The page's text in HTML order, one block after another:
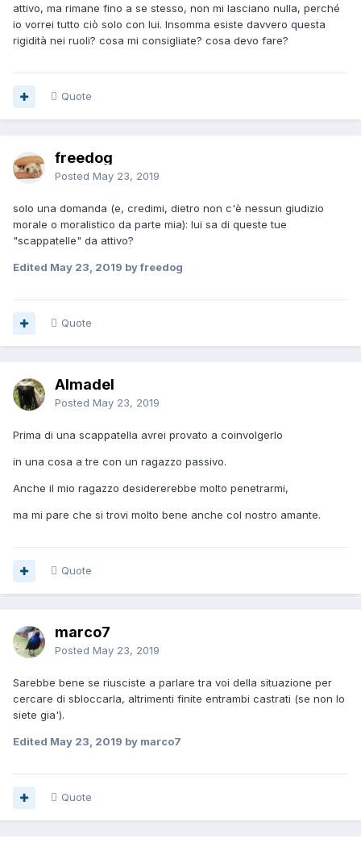
attivo, ma rimane fino a se stesso, non mi lasciano nulla, perché
io vorrei tutto ciò solo con lui. Insomma esiste davvero questa
rigidità nei ruoli? cosa mi consigliate? cosa devo fare?
Quote
freedog
Posted May 23, 2019
solo una domanda (e, credimi, dietro non c'è nessun giudizio
morale o moralistico da parte mia): lui sa di queste tue
"scappatelle" da attivo?
Edited May 23, 2019 by freedog
Quote
Almadel
Posted May 23, 2019
Prima di una scappatella avrei provato a coinvolgerlo
in una cosa a tre con un ragazzo passivo.
Anche il mio ragazzo desidererebbe molto penetrarmi,
ma mi pare che si trovi molto bene anche col nostro amante.
Quote
marco7
Posted May 23, 2019
Sarebbe bene se riusciste a parlare tra voi della situazione per
cercare di sbloccarla, altrimenti finite entrambi castrati (se non lo
siete gia').
Edited May 23, 2019 by marco7
Quote